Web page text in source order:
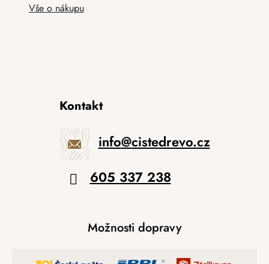
Vše o nákupu
Kontakt
info@cistedrevo.cz
605 337 238
Možnosti dopravy